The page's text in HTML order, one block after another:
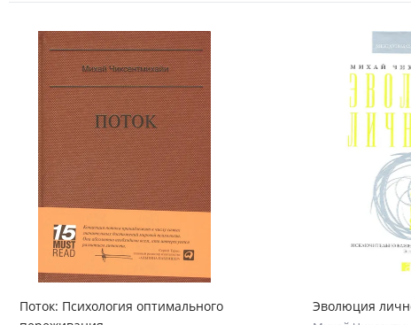
Поток: Психология оптимального
Эволюция